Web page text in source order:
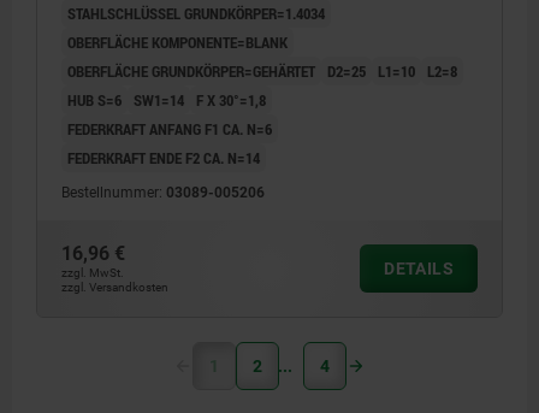
STAHLSCHLÜSSEL GRUNDKÖRPER=1.4034
OBERFLÄCHE KOMPONENTE=BLANK
OBERFLÄCHE GRUNDKÖRPER=GEHÄRTET
D2=25 L1=10
L2=8
HUB S=6
SW1=14
F X 30°=1,8
FEDERKRAFT ANFANG F1 CA. N=6
FEDERKRAFT ENDE F2 CA. N=14
Bestellnummer: 03089-005206
16,96 €
zzgl. MwSt.
zzgl. Versandkosten
DETAILS
1 2 4